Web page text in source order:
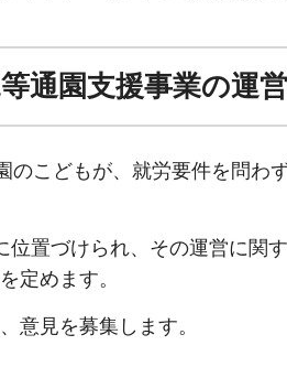
通園支援事業の運
のこどもが、就労要件を問わ
置づけられ、その運営に関
定めます。
意見を募集します。